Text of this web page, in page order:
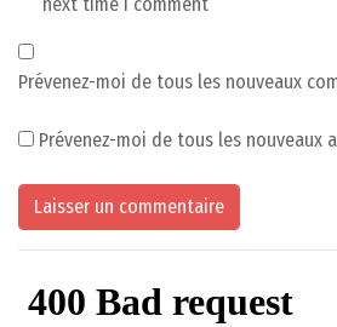
next time I comment
Prévenez-moi de tous les nouveaux
Prévenez-moi de tous les nouveaux